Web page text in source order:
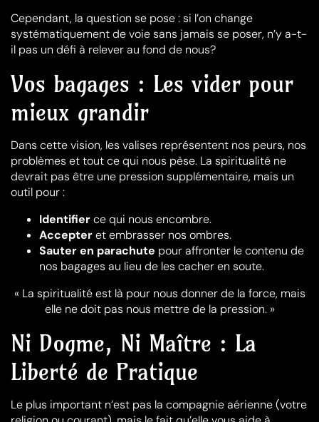
Cependant, la question se pose : si l’on change
systématiquement de voie sans jamais se poser, n’y a-t-
il pas un défi à relever au fond de nous?
Vos bagages : Les vider pour
mieux grandir
Dans cette vision, les valises représentent nos peurs, nos
problèmes et tout ce qui nous pèse. La spiritualité ne
devrait pas être une pression supplémentaire, mais un
outil pour :
Identifierce qui nous encombre.
Accepteret embrasser nos ombres.
Sauter en parachute pour affronter le contenu de
nos bagages au lieu de les cacher en soute.
« La spiritualité est là pour nous donner de la force, mais
elle ne doit pas nous mettre de la pression. »
Ni Dogme, Ni Maître : La
Liberté de Pratique
Le plus important n’est pas la compagnie aérienne (votre